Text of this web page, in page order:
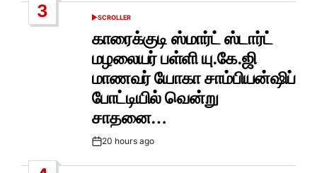
3
POSTED
SCROLLER
காரைக்குடி ஸ்மார்ட் ஸ்டார்ட்
மழலையர் பள்ளி யு.கே.ஜி
மாணவர் யோகா சாம்பியன்ஷிப்
போட்டியில் வென்று
சாதனை…
Post20 hours ago